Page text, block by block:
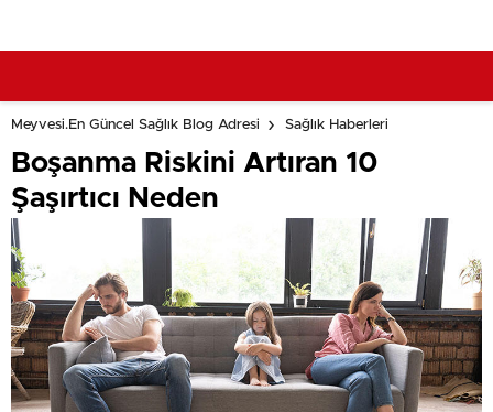
Meyvesi.En Güncel Sağlık Blog Adresi Sağlık Haberleri
Boşanma Riskini Artıran 10
Şaşırtıcı Neden